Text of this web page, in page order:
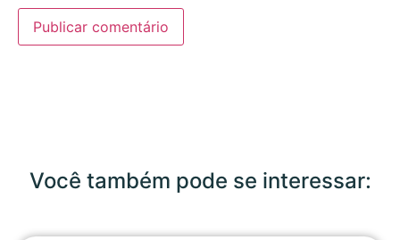
Você também pode se interessar: